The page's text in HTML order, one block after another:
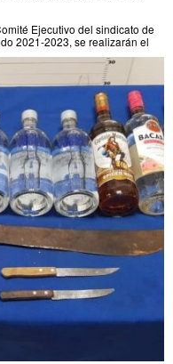
Ejecutivo del sindicato de
2021-2023, se realizarán el